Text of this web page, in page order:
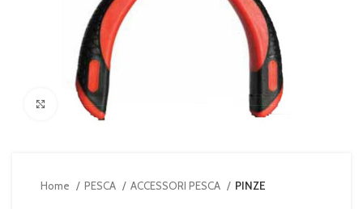
Clicca per ingrandire
Home PESCA ACCESSORI PESCA PINZE